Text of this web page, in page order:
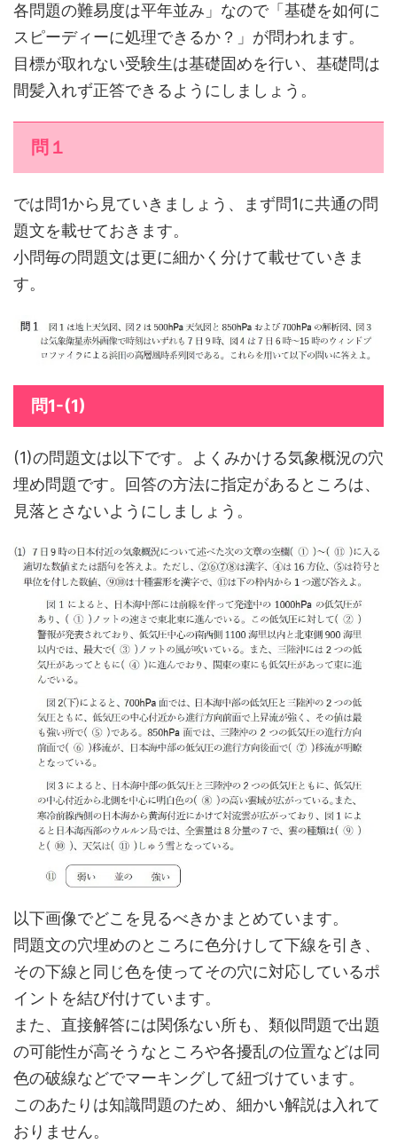
各問題の難易度は平年並み」なので「基礎を如何に
スピーディーに処理できるか？」が問われます。
目標が取れない受験生は基礎固めを行い、基礎問は
間髪入れず正答できるようにしましょう。
問１
では問1から見ていきましょう、まず問1に共通の問
題文を載せておきます。
小問毎の問題文は更に細かく分けて載せていきま
す。
問1-(1)
(1)の問題文は以下です。よくみかける気象概況の穴
埋め問題です。回答の方法に指定があるところは、
見落とさないようにしましょう。
以下画像でどこを見るべきかまとめています。
問題文の穴埋めのところに色分けして下線を引き、
その下線と同じ色を使ってその穴に対応しているポ
イントを結び付けています。
また、直接解答には関係ない所も、類似問題で出題
の可能性が高そうなところや各擾乱の位置などは同
色の破線などでマーキングして紐づけています。
このあたりは知識問題のため、細かい解説は入れて
おりません。